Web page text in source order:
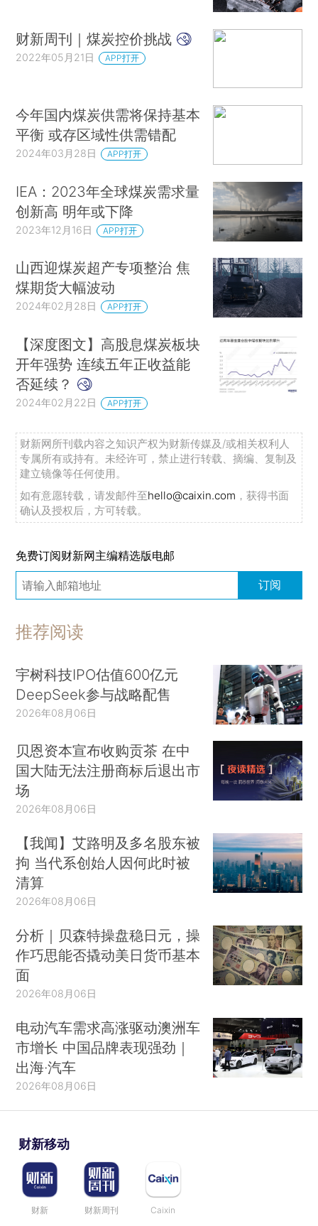
财新周刊｜煤炭控价挑战
2022年05月21日 APP打开
今年国内煤炭供需将保持基本
平衡 或存区域性供需错配
2024年03月28日 APP打开
IEA：2023年全球煤炭需求量
创新高 明年或下降
2023年12月16日 APP打开
山西迎煤炭超产专项整治 焦
煤期货大幅波动
2024年02月28日 APP打开
【深度图文】高股息煤炭板块
开年强势 连续五年正收益能
否延续？
2024年02月22日 APP打开
财新网所刊载内容之知识产权为财新传媒及/或相关权利人
专属所有或持有。未经许可，禁止进行转载、摘编、复制及
建立镜像等任何使用。
如有意愿转载，请发邮件至hello@caixin.com ，获得书面
确认及授权后，方可转载。
免费订阅财新网主编精选版电邮
订阅
推荐阅读
宇树科技IPO估值600亿元
DeepSeek参与战略配售
2026年08月06日
贝恩资本宣布收购贡茶 在中
国大陆无法注册商标后退出市
场
2026年08月06日
【我闻】艾路明及多名股东被
拘 当代系创始人因何此时被
清算
2026年08月06日
分析｜贝森特操盘稳日元，操
作巧思能否撬动美日货币基本
面
2026年08月06日
电动汽车需求高涨驱动澳洲车
市增长 中国品牌表现强劲｜
出海·汽车
2026年08月06日
财新移动
财新 财新周刊 Caixin